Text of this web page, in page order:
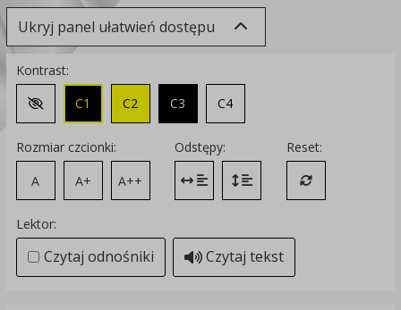
Ukryj panel ułatwień dostępu
Kontrast:
Zmień kontrast na domyślny
C1 C2 C3 C4
Rozmiar czcionki:
A
A+ A++
Odstępy:
Zmień odstęp między literami
Zmień interlinię i margines
Reset:
Przywróć
Lektor:
Czytaj odnośniki Czytaj tekst